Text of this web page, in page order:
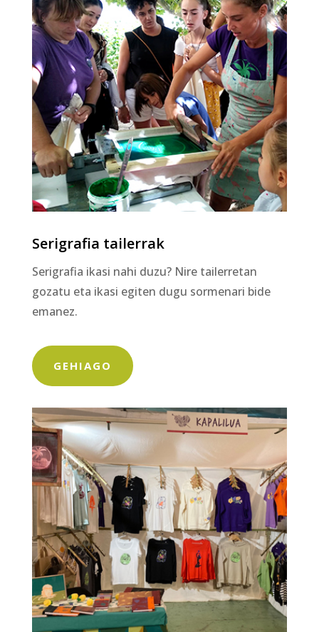
Serigrafia tailerrak
Serigrafia ikasi nahi duzu? Nire tailerretan
gozatu eta ikasi egiten dugu sormenari bide
emanez.
GEHIAGO